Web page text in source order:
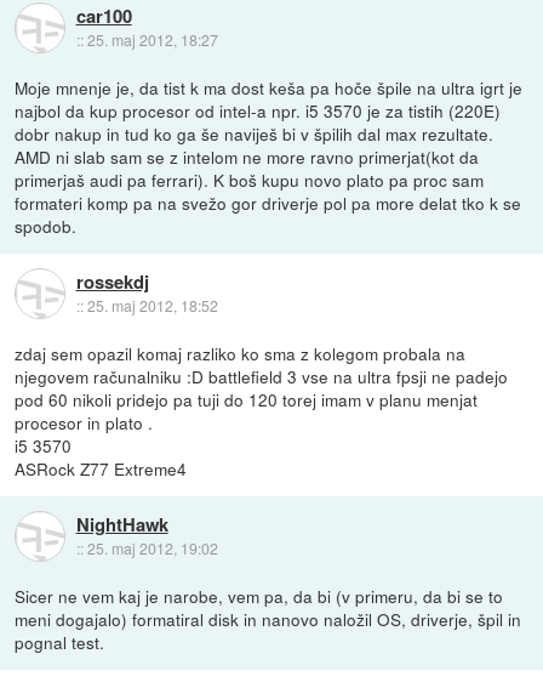
car100
::25. maj 2012, 18:27
Moje mnenje je, da tist k ma dost keša pa hoče špile na ultra igrt je
najbol da kup procesor od intel-a npr. i5 3570 je za tistih (220E)
dobr nakup in tud ko ga še naviješ bi v špilih dal max rezultate.
AMD ni slab sam se z intelom ne more ravno primerjat(kot da
primerjaš audi pa ferrari). K boš kupu novo plato pa proc sam
formateri komp pa na svežo gor driverje pol pa more delat tko k se
spodob.
rossekdj
::25. maj 2012, 18:52
zdaj sem opazil komaj razliko ko sma z kolegom probala na
njegovem računalniku :D battlefield 3 vse na ultra fpsji ne padejo
pod 60 nikoli pridejo pa tuji do 120 torej imam v planu menjat
procesor in plato .
i5 3570
ASRock Z77 Extreme4
NightHawk
::25. maj 2012, 19:02
Sicer ne vem kaj je narobe, vem pa, da bi (v primeru, da bi se to
meni dogajalo) formatiral disk in nanovo naložil OS, driverje, špil in
pognal test.